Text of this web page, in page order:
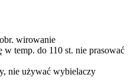
wirowanie
w temp. do 110 st. nie prasować
nie używać wybielaczy